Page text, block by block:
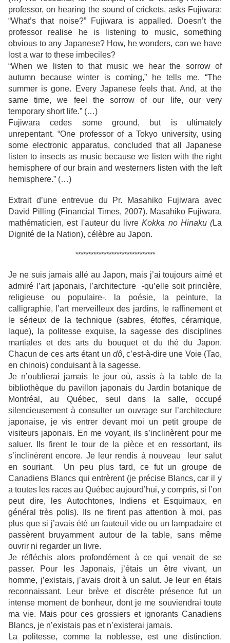
professor, on hearing the sound of crickets, asks Fujiwara:
“What’s that noise?” Fujiwara is appalled. Doesn’t the
professor realise he is listening to music, something
obvious to any Japanese? How, he wonders, can we have
lost a war to these imbeciles?
“When we listen to that music we hear the sorrow of
autumn because winter is coming,” he tells me. “The
summer is gone. Every Japanese feels that. And, at the
same time, we feel the sorrow of our life, our very
temporary short life.” (…)
Fujiwara cedes some ground, but is ultimately
unrepentant. “One professor of a Tokyo university, using
some electronic apparatus, concluded that all Japanese
listen to insects as music because we listen with the right
hemisphere of our brain and westerners listen with the left
hemisphere.” (…)
Extrait d’une entrevue du Pr. Masahiko Fujiwara avec
David Pilling (Financial Times, 2007). Masahiko Fujiwara,
mathématicien, est l'auteur du livreKokka no Hinaku (La
Dignité de la Nation), célèbre au Japon.
*******************************
Je ne suis jamais allé au Japon, mais j’ai toujours aimé et
admiré l’art japonais, l’architecture -qu’elle soit princière,
religieuse ou populaire-, la poésie, la peinture, la
calligraphie, l’art merveilleux des jardins, le raffinement et
le sérieux de la technique (sabres, étoffes, céramique,
laque), la politesse exquise, la sagesse des disciplines
martiales et des arts du bouquet et du thé du Japon.
Chacun de ces arts étant un dô, c’est-à-dire une Voie (Tao,
en chinois) conduisant à la sagesse.
Je n’oublierai jamais le jour où, assis à la table de la
bibliothèque du pavillon japonais du Jardin botanique de
Montréal, au Québec, seul dans la salle, occupé
silencieusement à consulter un ouvrage sur l’architecture
japonaise, je vis entrer devant moi un petit groupe de
visiteurs japonais. En me voyant, ils s’inclinèrent pour me
saluer. Ils firent le tour de la pièce et en ressortant, ils
s’inclinèrent encore. Je leur rendis à nouveau leur salut
en souriant. Un peu plus tard, ce fut un groupe de
Canadiens Blancs qui entrèrent (je précise Blancs, car il y
a toutes les races au Québec aujourd’hui, y compris, si l’on
peut dire, les Autochtones, Indiens et Esquimaux, en
général très polis). Ils ne firent pas attention à moi, pas
plus que si j’avais été un fauteuil vide ou un lampadaire et
passèrent bruyamment autour de la table, sans même
ouvrir ni regarder un livre.
Je réfléchis alors profondément à ce qui venait de se
passer. Pour les Japonais, j’étais un être vivant, un
homme, j’existais, j’avais droit à un salut. Je leur en étais
reconnaissant. Leur brève et discrète présence fut un
intense moment de bonheur, dont je me souviendrai toute
ma vie. Mais pour ces grossiers et ignorants Canadiens
Blancs, je n’existais pas et n’existerai jamais.
La politesse, comme la noblesse, est une distinction.